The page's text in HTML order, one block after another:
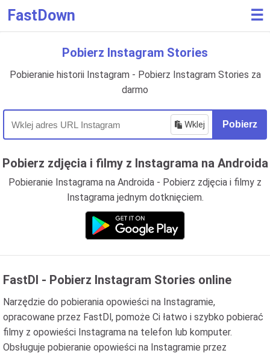
FastDown ☰
Pobierz Instagram Stories
Pobieranie historii Instagram - Pobierz Instagram Stories za
darmo
Wklej Pobierz
Pobierz zdjęcia i filmy z Instagrama na Androida
Pobieranie Instagrama na Androida - Pobierz zdjęcia i filmy z
Instagrama jednym dotknięciem.
FastDl - Pobierz Instagram Stories online
Narzędzie do pobierania opowieści na Instagramie,
opracowane przez FastDl, pomoże Ci łatwo i szybko pobierać
filmy z opowieści Instagrama na telefon lub komputer.
Obsługuje pobieranie opowieści na Instagramie przez